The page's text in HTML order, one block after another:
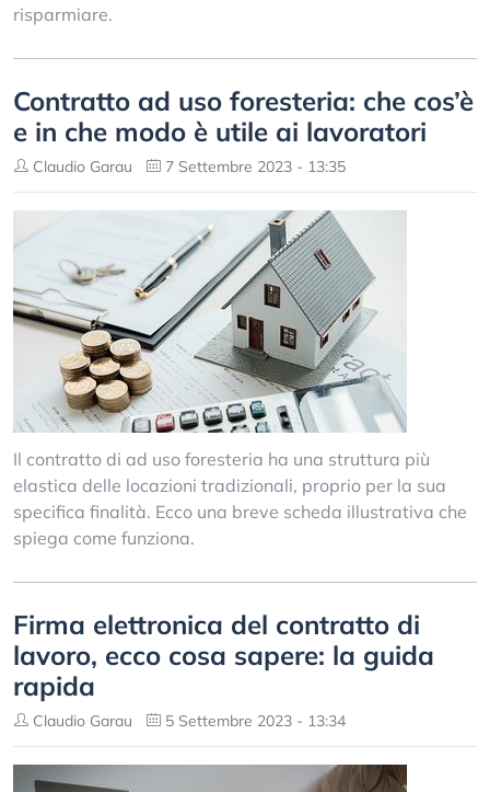
risparmiare.
Contratto ad uso foresteria: che cos’è
e in che modo è utile ai lavoratori
Claudio Garau 7 Settembre 2023 - 13:35
Il contratto di ad uso foresteria ha una struttura più
elastica delle locazioni tradizionali, proprio per la sua
specifica finalità. Ecco una breve scheda illustrativa che
spiega come funziona.
Firma elettronica del contratto di
lavoro, ecco cosa sapere: la guida
rapida
Claudio Garau 5 Settembre 2023 - 13:34